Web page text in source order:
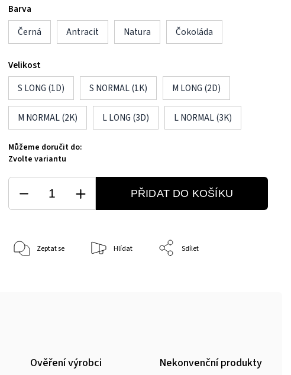
Barva
Černá
Antracit Natura Čokoláda
Velikost
S LONG (1D)
S NORMAL (1K) M LONG (2D)
M NORMAL (2K) L LONG (3D) L NORMAL (3K)
Můžeme doručit do:
Zvolte variantu
PŘIDAT DO KOŠÍKU
Zeptat se Hlídat Sdílet
Ověření výrobci Nekonvenční produkty